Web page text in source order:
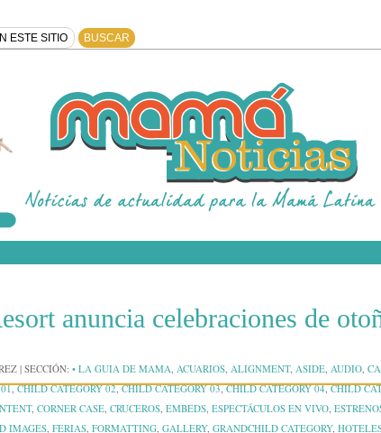
anuncia celebraciones de
| SECCIÓN: • LA GUIA DE MAMA, ACUARIOS, ALIGNMENT, ASIDE, AUDIO,
,CHILD CATEGORY 02,CHILD CATEGORY 03,CHILD CATEGORY 04,CHILD
, CORNER CASE, CRUCEROS, EMBEDS, ESPECTÁCULOS EN VIVO,
IMAGES, FERIAS, FORMATTING, GALLERY, GRANDCHILD CATEGORY,